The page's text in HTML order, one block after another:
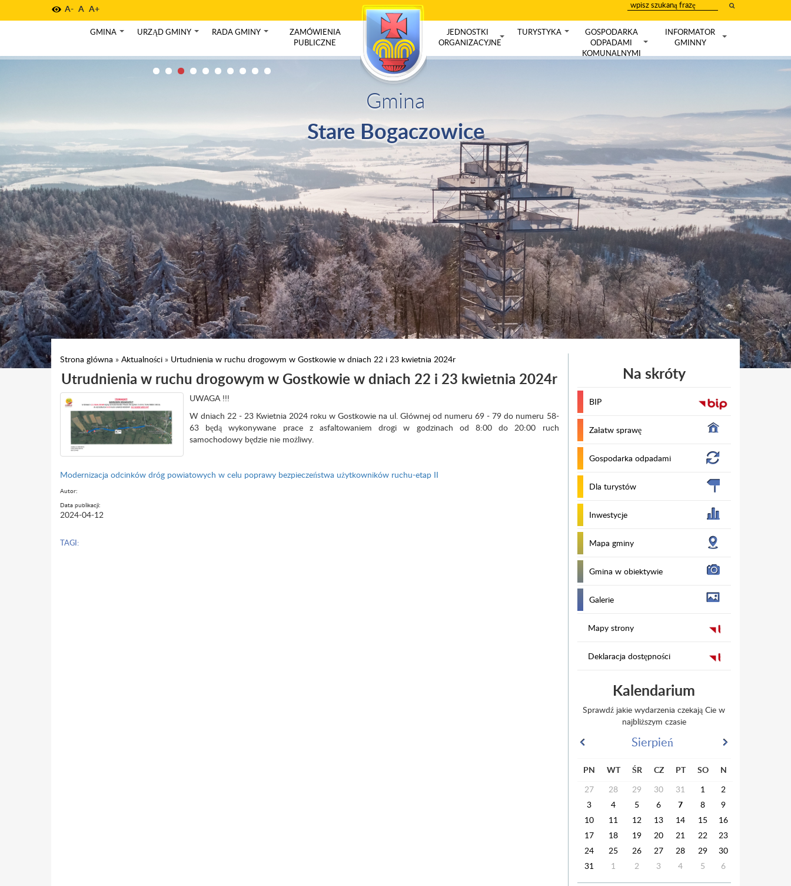
A- A A+
wpisz
szukany
tekst
GMINA URZĄD GMINY RADA GMINY
ZAMÓWIENIA
PUBLICZNE
JEDNOSTKI
ORGANIZACYJNE
TURYSTYKA
GOSPODARKA
ODPADAMI
KOMUNALNYMI
INFORMATOR
GMINNY
Gmina
Stare Bogaczowice
Strona główna » Aktualności » Urtudnienia w ruchu drogowym w Gostkowie w dniach 22 i 23 kwietnia 2024r
Utrudnienia w ruchu drogowym w Gostkowie w dniach 22 i 23 kwietnia 2024r
UWAGA !!!
W dniach 22 - 23 Kwietnia 2024 roku w Gostkowie na ul. Głównej od numeru 69 - 79 do numeru 58-
63 będą wykonywane prace z asfaltowaniem drogi w godzinach od 8:00 do 20:00 ruch
samochodowy będzie nie możliwy.
Modernizacja odcinków dróg powiatowych w celu poprawy bezpieczeństwa użytkowników ruchu-etap II
Autor:
Data publikacji:
2024-04-12
TAGI:
Na skróty
BIP
Załatw sprawę
Gospodarka odpadami
Dla turystów
Inwestycje
Mapa gminy
Gmina w obiektywie
Galerie
Mapy strony
Deklaracja dostępności
Kalendarium
Sprawdź jakie wydarzenia czekają Cie w
najbliższym czasie
Sierpień
PN WT ŚR CZ PT SO
N
27
28 29 30 31 1
2
3
4 5 6 7 8
9
10
11 12 13 14 15
16
17
18 19 20 21 22
23
24
25 26 27 28 29
30
31
1 2 3 4 5 6